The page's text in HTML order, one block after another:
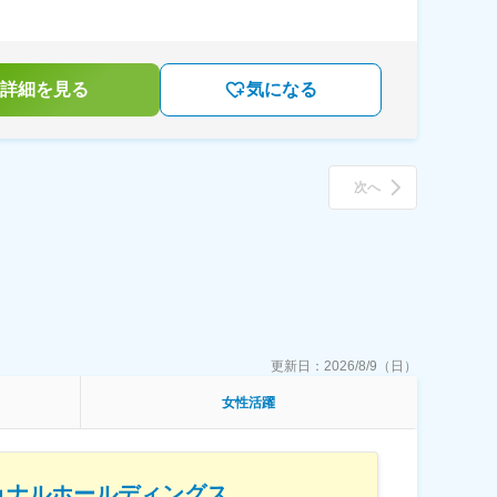
細を見る 気になる
次へ
更新日： 2026/8/9（日）
女性活躍